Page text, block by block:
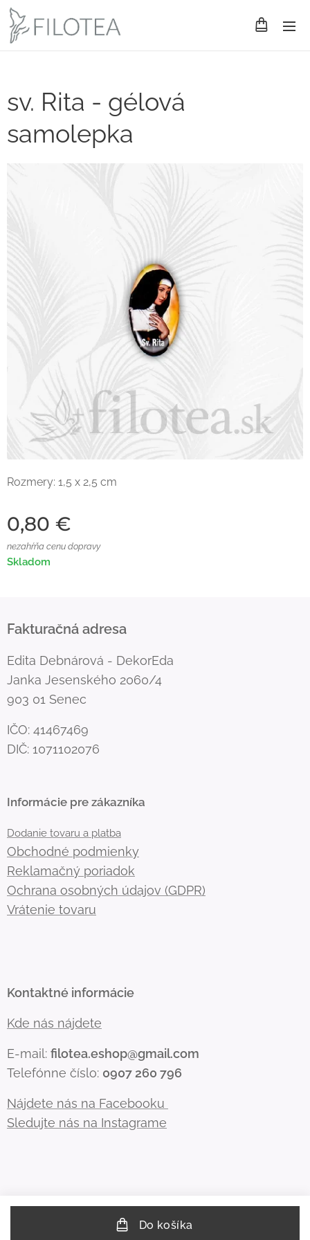
sv. Rita - gélová
samolepka
Rozmery: 1,5 x 2,5 cm
0,80 €
nezahŕňa cenu dopravy
Skladom
Do košíka
Fakturačná adresa
Edita Debnárová - DekorEda
Janka Jesenského 2060/4
903 01 Senec
IČO: 41467469
DIČ: 1071102076
Informácie pre zákazníka
Dodanie tovaru a platba
Obchodné podmienky
Reklamačný poriadok
Ochrana osobných údajov (GDPR)
Vrátenie tovaru
Kontaktné informácie
Kde nás nájdete
E-mail: filotea.eshop@gmail.com
Telefónne číslo: 0907 260 796
Nájdete nás na Facebooku
Sledujte nás na Instagrame